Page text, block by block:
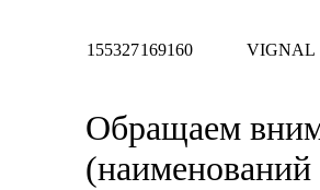
155327169160 VIGNAL
Обращаем
(наименований